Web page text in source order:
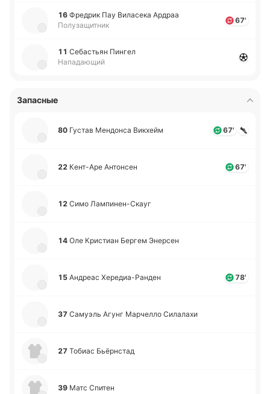
16 Фре­дрик Пау Ви­ла­се­ка Ардраа
Полузащитник
67'
11 Се­ба­стьян Пингел
Нападающий
Запасные
80 Густав Ме­ндо­нса Ви­кхейм 67'
22 Ке­нт-А­ре Анто­нсен 67'
12 Симо Ла­мпи­не­н-Скауг
14 Оле Кри­стиан Бергем Эне­рсен
15 Андреас Хе­ре­диа­-Ра­нден 78'
37 Са­муэль Агунг Ма­рче­лло Си­ла­ла­хи
27 Тобиас Бьё­рнстад
39 Матс Спитен